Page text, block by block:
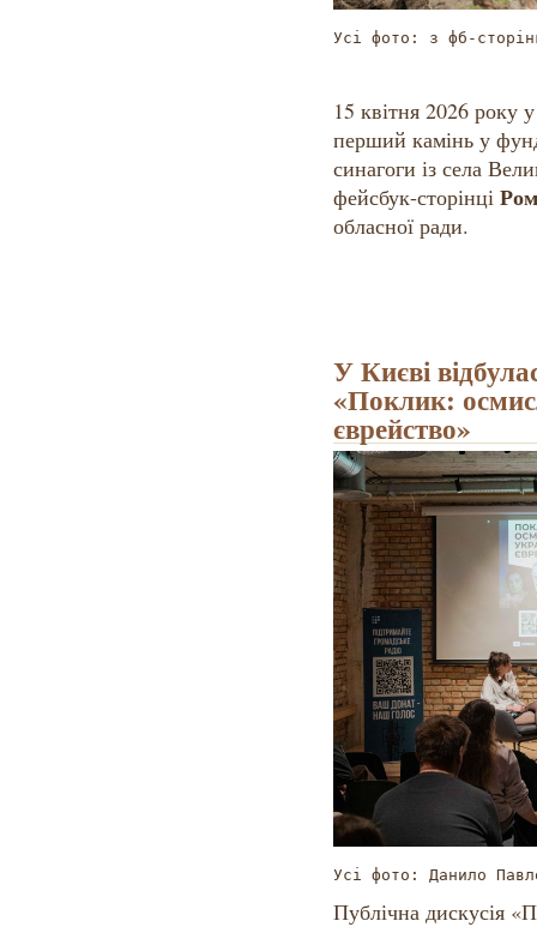
Усі фото: з фб-
15 квітня 2026 року
перший камінь у
синагоги із села
фейсбук-сторінці
обласної ради.
У Києві
«Поклик:
єврейство»
Усі фото: Данило
Публічна дискусія